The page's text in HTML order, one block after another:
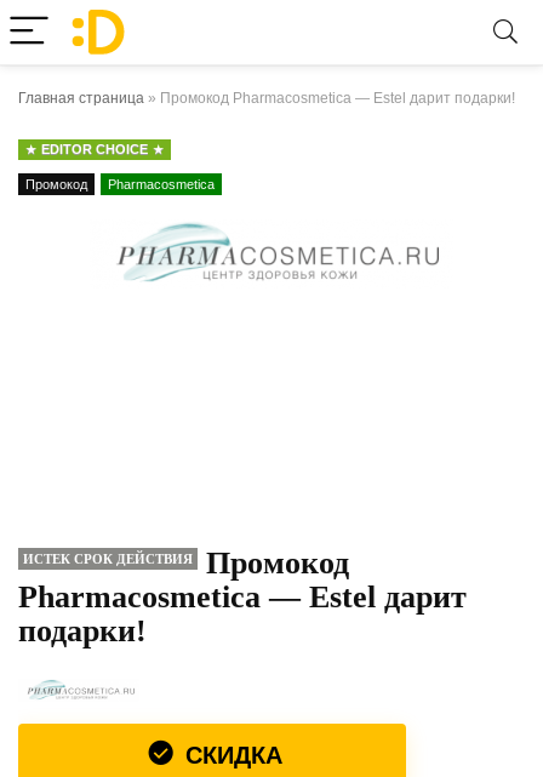
Главная страница » Промокод Pharmacosmetica — Estel дарит подарки!
EDITOR CHOICE
Промокод Pharmacosmetica
ИСТЕК СРОК ДЕЙСТВИЯ
Промокод
Pharmacosmetica — Estel дарит
подарки!
СКИДКА